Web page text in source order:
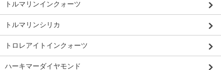
トルマリンインクォーツ
トルマリンシリカ
トロレアイトインクォーツ
ハーキマーダイヤモンド